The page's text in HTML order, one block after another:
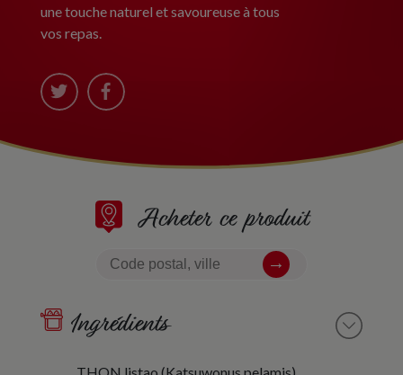
une touche naturel et savoureuse à tous
vos repas.
Acheter ce produit
Ingrédients